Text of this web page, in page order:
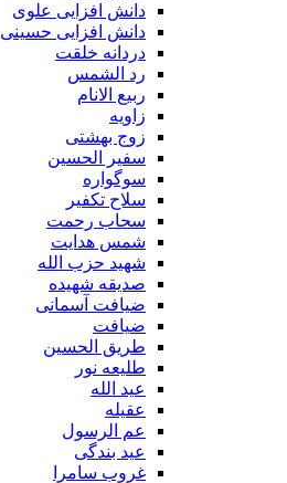
دانش افزایی علوی
دانش افزایی حسینی
دردانه خلقت
رد الشمس
ربیع الانام
زاویه
زوج بهشتی
سفیر الحسین
سوگواره
سلاح تکفیر
سحاب رحمت
شمس هدایت
شهید حزب الله
صدیقه شهیده
ضیافت آسمانی
ضیافت
طریق الحسین
طلیعه نور
عید الله
عقیله
عم الرسول
عید بندگی
غروب سامرا